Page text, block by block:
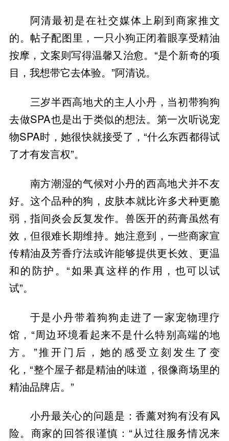
阿清最初是在社交媒体上刷到商家推文
的。帖子配图里，一只小狗正闭着眼享受精油
按摩，文案则写得温馨又治愈。“是个新奇的项
目，我想带它去体验。”阿清说。
三岁半西高地犬的主人小丹，当初带狗狗
去做SPA也是出于类似的想法。第一次听说宠
物SPA时，她很快就接受了，“什么东西都得试
了才有发言权”。
南方潮湿的气候对小丹的西高地犬并不友
好。这个品种的狗，皮肤本就比许多犬种更脆
弱，指间炎会反复发作。兽医开的药膏虽然有
效，但很难长期维持。她注意到，一些商家宣
传精油及芳香疗法或许能够提供更长效、更温
和的防护。“如果真这样的作用，也可以试
试”。
于是小丹带着狗狗走进了一家宠物理疗
馆，“周边环境看起来不是什么特别高端的地
方。”推开门后，她的感受立刻发生了变
化，“整个屋子都是精油的味道，很像商场里的
精油品牌店。”
小丹最关心的问题是：香薰对狗有没有风
险。商家的回答很谨慎：“从过往服务情况来